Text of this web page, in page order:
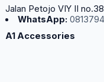
Jalan Petojo VIY II
WhatsApp:
A1 Accessories